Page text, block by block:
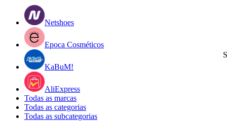
Netshoes
Epoca Cosméticos
KaBuM!
AliExpress
Todas as marcas
Todas as categorias
Todas as subcategorias